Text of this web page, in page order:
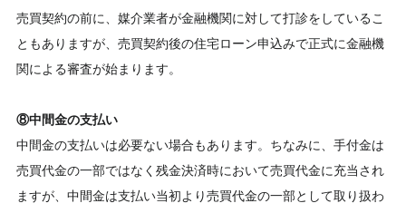
売買契約の前に、媒介業者が金融機関に対して打診をしているこ
ともありますが、売買契約後の住宅ローン申込みで正式に金融機
関による審査が始まります。
⑧中間金の支払い
中間金の支払いは必要ない場合もあります。ちなみに、手付金は
売買代金の一部ではなく残金決済時において売買代金に充当され
ますが、中間金は支払い当初より売買代金の一部として取り扱わ